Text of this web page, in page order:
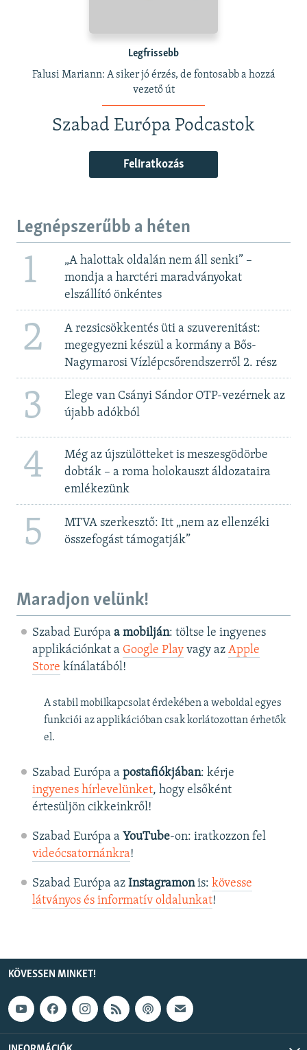
Legfrissebb
Falusi Mariann: A siker jó érzés, de fontosabb a hozzá
vezető út
Szabad Európa Podcastok
Feliratkozás
Legnépszerűbb a héten
1
„A halottak oldalán nem áll senki” –
mondja a harctéri maradványokat
elszállító önkéntes
2
A rezsicsökkentés üti a szuverenitást:
megegyezni készül a kormány a Bős-
Nagymarosi Vízlépcsőrendszerről 2. rész
3
Elege van Csányi Sándor OTP-vezérnek az
újabb adókból
4
Még az újszülötteket is meszesgödörbe
dobták – a roma holokauszt áldozataira
emlékezünk
5
MTVA szerkesztő: Itt „nem az ellenzéki
összefogást támogatják”
Maradjon velünk!
Szabad Európa a mobilján: töltse le ingyenes
applikációnkat a Google Playvagy az Apple
Store kínálatából!
A stabil mobilkapcsolat érdekében a weboldal egyes
funkciói az applikációban csak korlátozottan érhetők
el.
Szabad Európa a postafiókjában: kérje
ingyenes hírlevelünket, hogy elsőként
értesüljön cikkeinkről!
Szabad Európa a YouTube-on: iratkozzon fel
videócsatornánkra!
Szabad Európa az Instagramonis: kövesse
látványos és informatív oldalunkat! ​
KÖVESSEN MINKET!